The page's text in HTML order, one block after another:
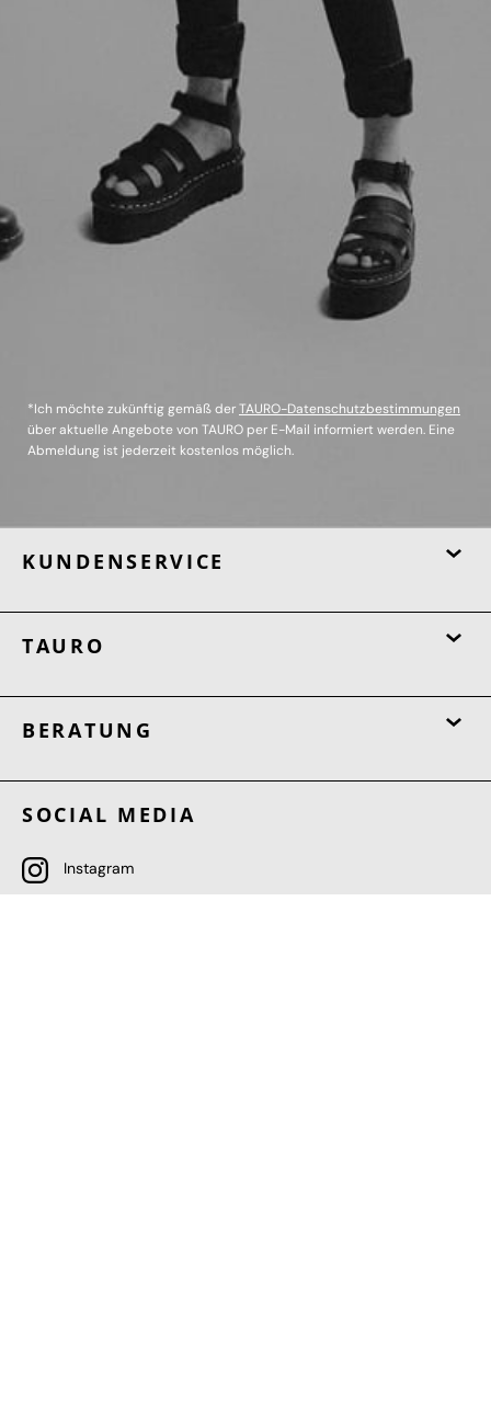
*Ich möchte zukünftig gemäß derTAURO-Datenschutzbestimmungen
über aktuelle Angebote von TAURO per E-Mail informiert werden. Eine
Abmeldung ist jederzeit kostenlos möglich.
KUNDENSERVICE
TAURO
BERATUNG
SOCIAL MEDIA
Instagram